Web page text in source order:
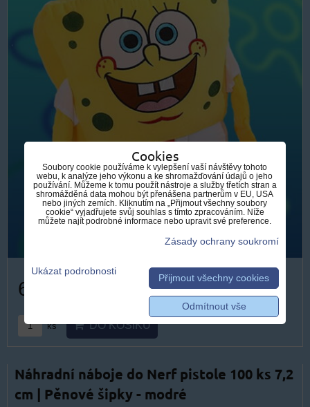
609 Kč
ks DO KOŠÍKU
Náhradní náboje do Nerf pistole 100 ks 7,2
cm | Pěnové šipky - modré
Cookies
Soubory cookie používáme k vylepšení vaší návštěvy tohoto
webu, k analýze jeho výkonu a ke shromažďování údajů o jeho
používání. Můžeme k tomu použít nástroje a služby třetích stran a
shromážděná data mohou být přenášena partnerům v EU, USA
nebo jiných zemích. Kliknutím na „Přijmout všechny soubory
cookie“ vyjadřujete svůj souhlas s tímto zpracováním. Níže
můžete najít podrobné informace nebo upravit své preference.
Zásady ochrany soukromí
Ukázat podrobnosti
Přijmout všechny cookies
Odmítnout vše